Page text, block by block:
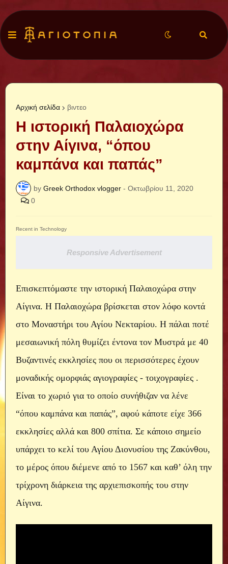
Αρχική σελίδα βιντεο
Η ιστορική Παλαιοχώρα
στην Αίγινα, “όπου
καμπάνα και παπάς”
by Greek Orthodox vlogger - Οκτωβρίου 11, 2020
0
Recent in Technology
Responsive Advertisement
Επισκεπτόμαστε την ιστορική Παλαιοχώρα στην
Αίγινα. Η Παλαιοχώρα βρίσκεται στον λόφο κοντά
στο Μοναστήρι του Αγίου Νεκταρίου. H πάλαι ποτέ
μεσαιωνική πόλη θυμίζει έντονα τον Μυστρά με 40
Βυζαντινές εκκλησίες που οι περισσότερες έχουν
μοναδικής ομορφιάς αγιογραφίες - τοιχογραφίες .
Είναι το χωριό για το οποίο συνήθιζαν να λένε
“όπου καμπάνα και παπάς”, αφού κάποτε είχε 366
εκκλησίες αλλά και 800 σπίτια. Σε κάποιο σημείο
υπάρχει το κελί του Αγίου Διονυσίου της Ζακύνθου,
το μέρος όπου διέμενε από το 1567 και καθ’ όλη την
τρίχρονη διάρκεια της αρχιεπισκοπής του στην
Αίγινα.